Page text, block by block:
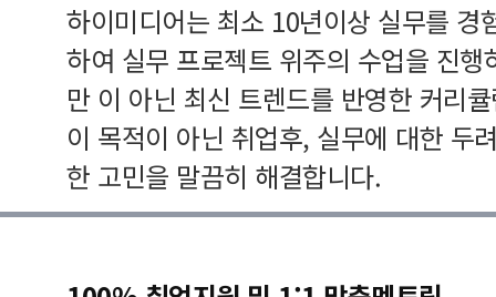
하이미디어는 최소 10년이상 실무를 경
하여 실무 프로젝트 위주의 수업을 진
만 이 아닌 최신 트렌드를 반영한 커리
이 목적이 아닌 취업후, 실무에 대한 두
한 고민을 말끔히 해결합니다.